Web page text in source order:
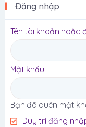
Đăng nhập
Tên tài khoản hoặc
Mật khẩu
Bạn đã quên mật
Duy trì đăng